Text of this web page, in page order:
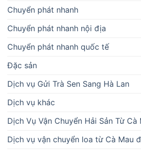
Chuyển phát nhanh
Chuyển phát nhanh nội địa
Chuyển phát nhanh quốc tế
Đặc sản
Dịch vụ Gửi Trà Sen Sang Hà Lan
Dịch vụ khác
Dịch Vụ Vận Chuyển Hải Sản Từ
Dịch vụ vận chuyển loa từ Cà Mau